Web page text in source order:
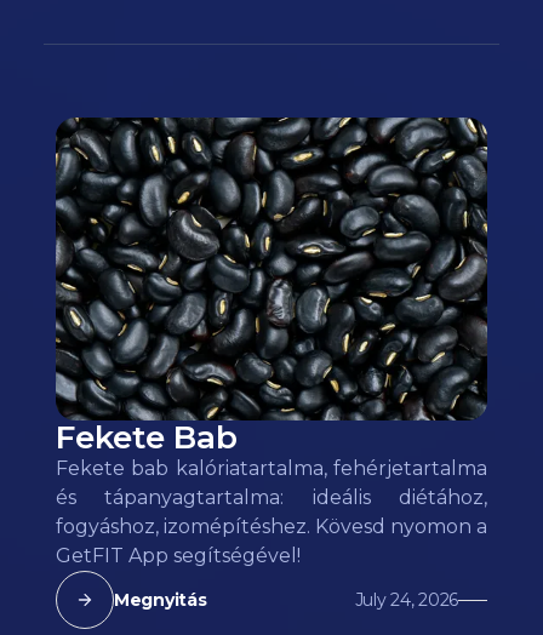
Fekete Bab
Fekete bab kalóriatartalma, fehérjetartalma
és tápanyagtartalma: ideális diétához,
fogyáshoz, izomépítéshez. Kövesd nyomon a
GetFIT App segítségével!
Megnyitás July 24, 2026